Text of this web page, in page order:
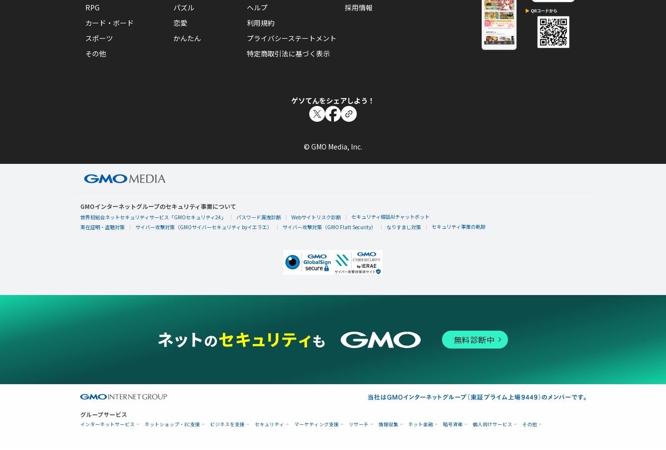
RPG
パズル
カード・ボード
恋愛
スポーツ
かんたん
その他
ヘルプ
利用規約
プライバシーステートメント
特定商取引法に基づく表示
採用情報
ゲソてんをシェアしよう！
© GMO Media, Inc.
GMOインターネットグループのセキュリティ事業について
世界初総合ネットセキュリティサービス「GMOセキュリティ24」 パスワード漏洩診断 Webサイトリスク診断
セキュリティ相談AIチャットボット
実在証明・盗聴対策
サイバー攻撃対策（GMOサイバーセキュリティ byイエラエ） サイバー攻撃対策（GMO Flatt Security） なりすまし対策 セキュリティ事業の軌跡
無料診断中
グループサービス
インターネットサービス ネットショップ・EC支援 ビジネスを支援 セキュリティ マーケティング支援 リサーチ 情報収集 ネット金融 暗号資産 個人向けサービス その他